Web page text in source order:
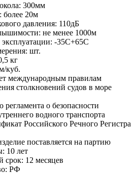
300мм
более 20м
давления: 110дБ
не менее 1000м
эксплуатации: -35С+65С
шт.
кг
куб.
международным правилам
столкновений судов в море
регламента о безопасности
водного транспорта
Российского Речного Регистра
поставляется на партию
10 лет
срок: 12 месяцев
РФ